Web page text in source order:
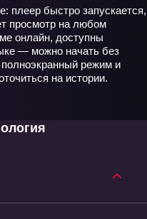
плеер быстро запускается,
просмотр на любом
онлайн, доступны
— можно начать без
режим и
на истории.